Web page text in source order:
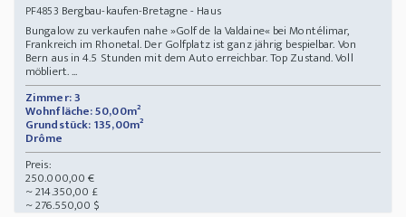
PF4853 Bergbau-kaufen-Bretagne - Haus
Bungalow zu verkaufen nahe »Golf de la Valdaine« bei Montélimar,
Frankreich im Rhonetal. Der Golfplatz ist ganz jährig bespielbar. Von
Bern aus in 4.5 Stunden mit dem Auto erreichbar. Top Zustand. Voll
möbliert. ...
Zimmer: 3
Wohnfläche: 50,00m²
Grundstück: 135,00m²
Drôme
Preis:
250.000,00 €
~ 214.350,00 £
~ 276.550,00 $